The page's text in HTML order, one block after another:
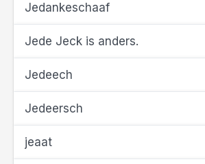
Jedankeschaaf
Jede Jeck is anders.
Jedeech
Jedeersch
jeaat